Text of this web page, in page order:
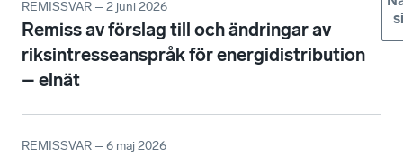
REMISSVAR – 2 juni 2026
Remiss av förslag till och ändringar av
riksintresseanspråk för energidistribution
– elnät
REMISSVAR – 6 maj 2026